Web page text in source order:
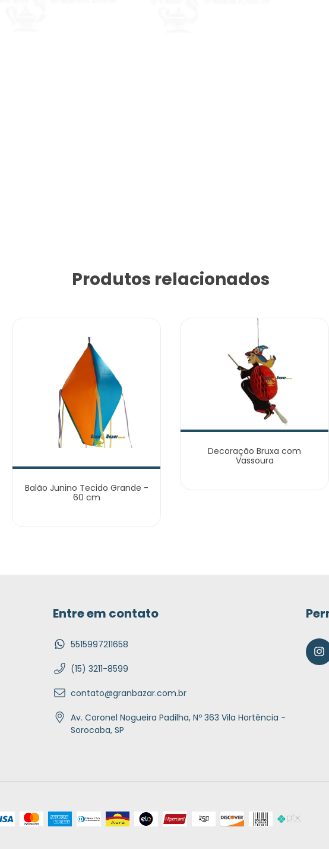
Produtos relacionados
Balão Junino Tecido Grande -
60 cm
Decoração Bruxa com
Vassoura
Entre em contato
5515997211658
(15) 3211-8599
contato@granbazar.com.br
Av. Coronel Nogueira Padilha, Nº 363 Vila Hortência -
Sorocaba, SP